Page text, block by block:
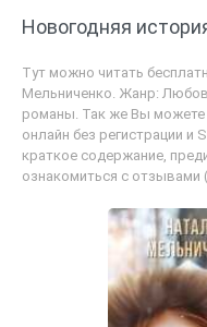
Новогодняя
Тут можно читать
Мельниченко. Жанр:
романы. Так же Вы можете
онлайн без регистрации и
краткое содержание,
ознакомиться с отзывами